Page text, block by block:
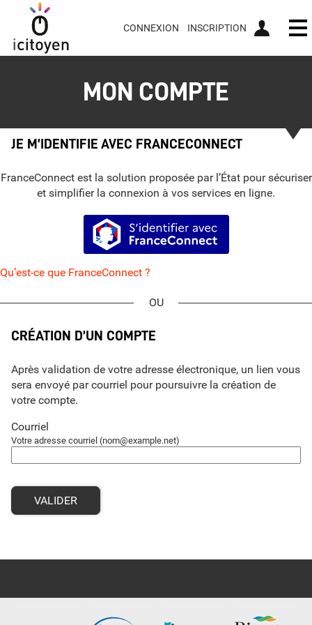
CONNEXION INSCRIPTION
MON COMPTE
JE M’IDENTIFIE AVEC FRANCECONNECT
FranceConnect est la solution proposée par l’État pour sécuriser
et simplifier la connexion à vos services en ligne.
S’identifier avec FranceConnect
Qu’est-ce que FranceConnect ?
CRÉATION D’UN COMPTE
Après validation de votre adresse électronique, un lien vous
sera envoyé par courriel pour poursuivre la création de
votre compte.
Courriel
Votre adresse courriel (nom@example.net)
VALIDER